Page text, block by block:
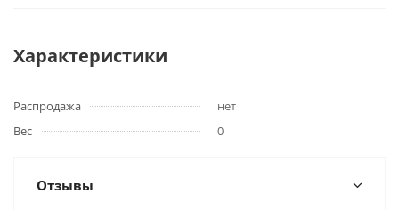
Характеристики
Распродажа
нет
Вес
0
Отзывы